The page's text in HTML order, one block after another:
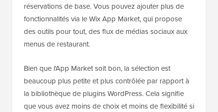
réservations de base. Vous pouvez ajouter plus de
fonctionnalités via le Wix App Market, qui propose
des outils pour tout, des flux de médias sociaux aux
menus de restaurant.
Bien que l'App Market soit bon, la sélection est
beaucoup plus petite et plus contrôlée par rapport à
la bibliothèque de plugins WordPress. Cela signifie
que vous avez moins de choix et moins de flexibilité si